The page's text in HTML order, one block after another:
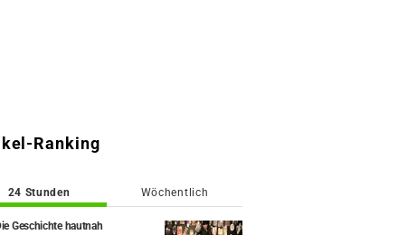
Ranking
24 Stunden Wöchentlich
Geschichte hautnah